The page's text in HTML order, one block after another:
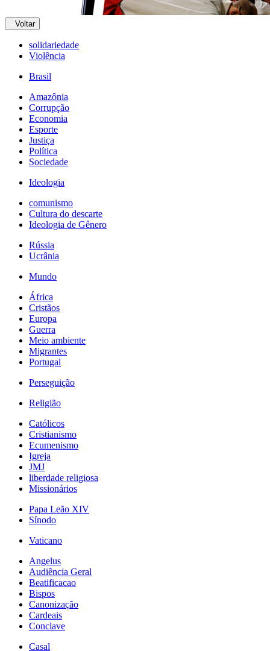
Voltar
solidariedade
Violência
Brasil
Amazônia
Corrupção
Economia
Esporte
Justiça
Política
Sociedade
Ideologia
comunismo
Cultura do descarte
Ideologia de Gênero
Rússia
Ucrânia
Mundo
África
Cristãos
Europa
Guerra
Meio ambiente
Migrantes
Portugal
Perseguição
Religião
Católicos
Cristianismo
Ecumenismo
Igreja
JMJ
liberdade religiosa
Missionários
Papa Leão XIV
Sínodo
Vaticano
Angelus
Audiência Geral
Beatificacao
Bispos
Canonização
Cardeais
Conclave
Casal